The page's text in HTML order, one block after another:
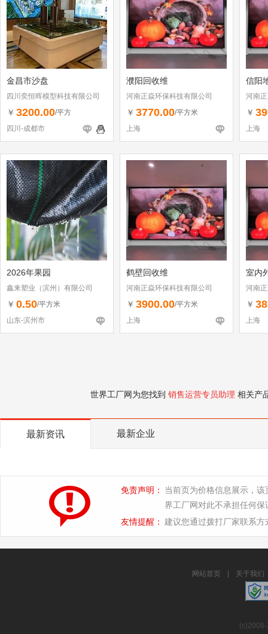
金昌市沙盘
四川奕恒晖模型科技有限公司
￥ 3200.00/平方
四川-成都市
濮阳回收维
河南正焱环保科技有限公司
￥ 3770.00/平方米
上海
信阳
河南
￥
上海
2026年果园
鑫来塑业（滨州）有限公司
￥ 0.50/平方米
山东-滨州市
鹤壁回收维
河南正焱环保科技有限公司
￥ 3900.00/平方米
上海
室内
河南
￥
上海
世界工厂网为您找到 销售运营专员助理 相关产
最新资讯 最新企业
免责声明：
当前页为价格信息展示，
界工厂网对此不承担任何保
友情提醒： 建议您通过拨打厂家联系
网站首页 关于我们